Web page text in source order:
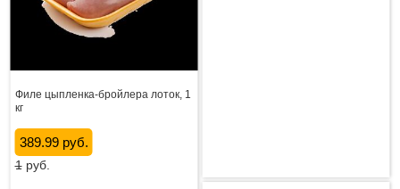
Филе цыпленка-бройлера лоток, 1
кг
389.99 руб.
1руб.